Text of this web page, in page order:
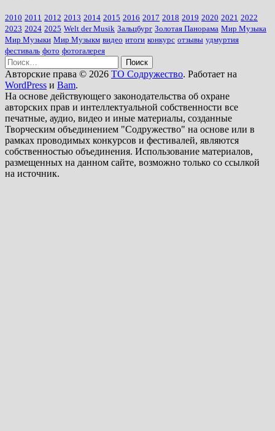
2010 2011 2012 2013 2014 2015 2016 2017 2018 2019 2020 2021 2022
2023 2024 2025 Welt der Musik Зальцбург Золотая Панорама Мир Музыка
Мир Музыки Мир Музыкм видео итоги конкурс отзывы удмуртия
фестиваль фото фотогалерея
Найти:
Авторские права © 2026 ТО Содружество. Работает на
WordPress и Bam.
На основе действующего законодательства об охране
авторских прав и интеллектуальной собственности все
печатные, аудио, видео и иные материалы, созданные
Творческим объединением "Содружество" на основе или в
рамках проводимых конкурсов и фестивалей, являются
собственностью объединения. Использование материалов,
размещенных на данном сайте, возможно только со ссылкой
на источник.